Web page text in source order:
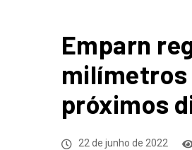
Emparn
milímetros
próximos
22 de junho de 2022